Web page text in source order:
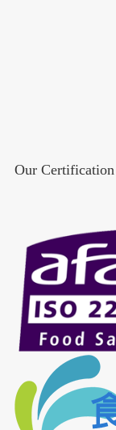
Our Certification